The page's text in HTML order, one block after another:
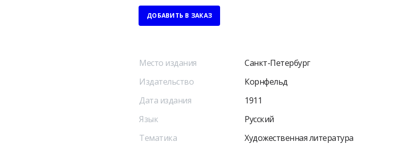
ДОБАВИТЬ В ЗАКАЗ
Место издания
Санкт-Петербург
Издательство
Корнфельд
Дата издания
1911
Язык
Русский
Тематика
Художественная литература